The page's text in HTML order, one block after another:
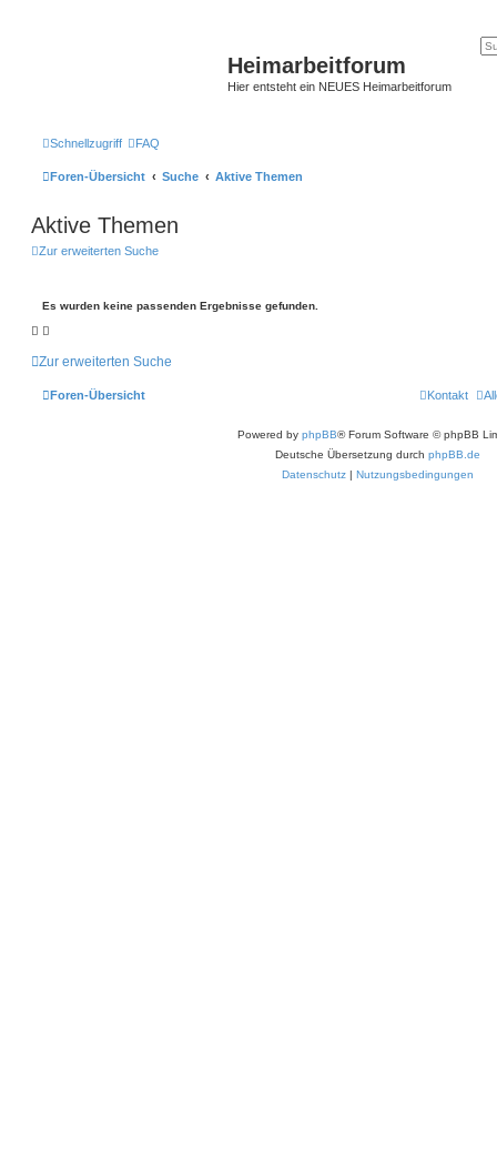
Heimarbeitforum
Hier entsteht ein NEUES Heimarbeitforum
Schnellzugriff FAQ
Foren-Übersicht Suche Aktive Themen
Aktive Themen
Zur erweiterten Suche
Es wurden keine passenden Ergebnisse gefunden.
Zur erweiterten Suche
Foren-Übersicht Kontakt
Powered by phpBB® Forum Software © phpBB
Deutsche Übersetzung durch phpBB.de
Datenschutz | Nutzungsbedingungen